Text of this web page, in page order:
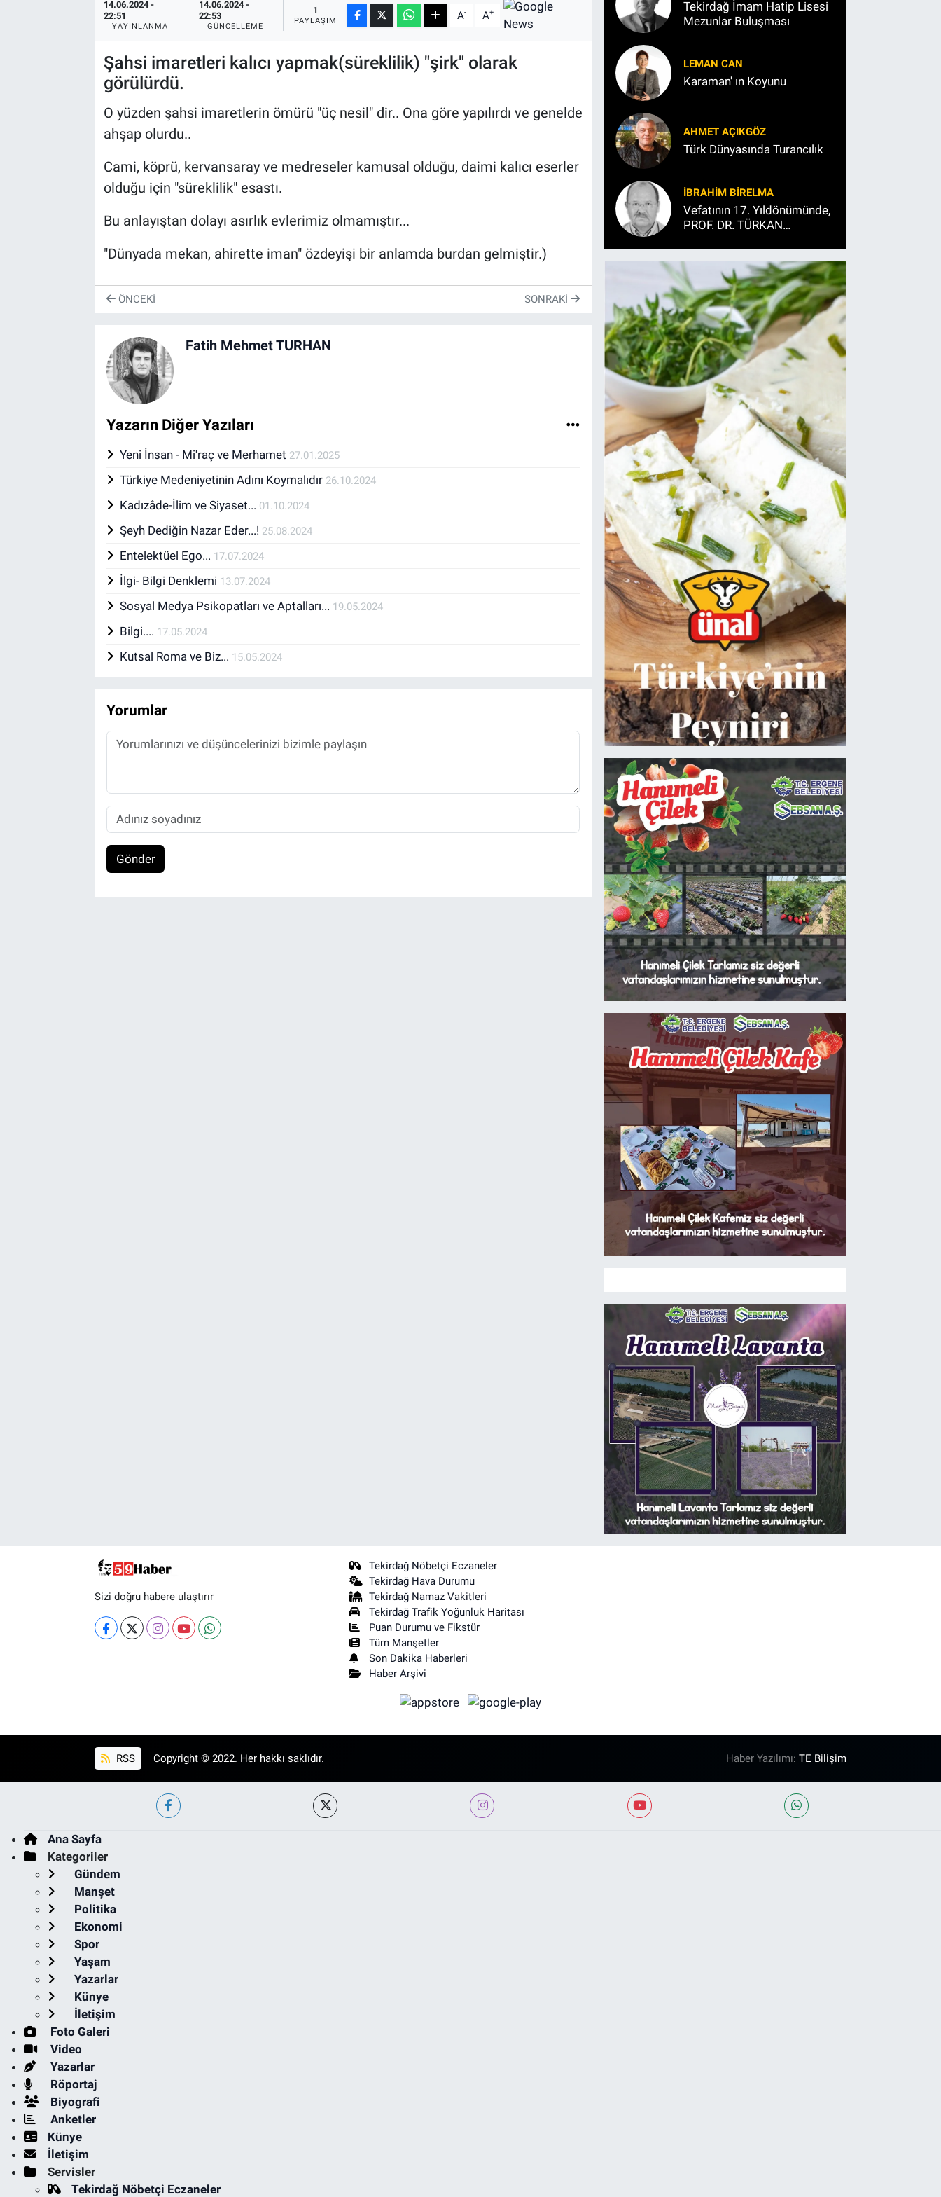
14.06.2024 -
22:51
YAYINLANMA
14.06.2024 -
22:53
GÜNCELLEME
1
PAYLAŞIM A- A+
Şahsi imaretleri kalıcı yapmak(süreklilik) "şirk" olarak
görülürdü.
O yüzden şahsi imaretlerin ömürü "üç nesil" dir.. Ona göre yapılırdı ve genelde
ahşap olurdu..
Cami, köprü, kervansaray ve medreseler kamusal olduğu, daimi kalıcı eserler
olduğu için "süreklilik" esastı.
Bu anlayıştan dolayı asırlık evlerimiz olmamıştır...
"Dünyada mekan, ahirette iman" özdeyişi bir anlamda burdan gelmiştir.)
ÖNCEKI SONRAKI
Fatih Mehmet TURHAN
Yazarın Diğer Yazıları
Yeni İnsan - Mi'raç ve Merhamet 27.01.2025
Türkiye Medeniyetinin Adını Koymalıdır 26.10.2024
Kadızâde-İlim ve Siyaset... 01.10.2024
Şeyh Dediğin Nazar Eder...! 25.08.2024
Entelektüel Ego... 17.07.2024
İlgi- Bilgi Denklemi 13.07.2024
Sosyal Medya Psikopatları ve Aptalları... 19.05.2024
Bilgi.... 17.05.2024
Kutsal Roma ve Biz... 15.05.2024
Yorumlar
Gönder
Tekirdağ İmam Hatip Lisesi
Mezunlar Buluşması
LEMAN CAN
Karaman' ın Koyunu
AHMET AÇIKGÖZ
Türk Dünyasında Turancılık
İBRAHIM BİRELMA
Vefatının 17. Yıldönümünde,
PROF. DR. TÜRKAN
Sizi doğru habere ulaştırır
Tekirdağ Nöbetçi Eczaneler
Tekirdağ Hava Durumu
Tekirdağ Namaz Vakitleri
Tekirdağ Trafik Yoğunluk Haritası
Puan Durumu ve Fikstür
Tüm Manşetler
Son Dakika Haberleri
Haber Arşivi
RSS Copyright © 2022. Her hakkı saklıdır. Haber Yazılımı:TE Bilişim
Ana Sayfa
Kategoriler
Gündem
Manşet
Politika
Ekonomi
Spor
Yaşam
Yazarlar
Künye
İletişim
Foto Galeri
Video
Yazarlar
Röportaj
Biyografi
Anketler
Künye
İletişim
Servisler
Tekirdağ Nöbetçi Eczaneler